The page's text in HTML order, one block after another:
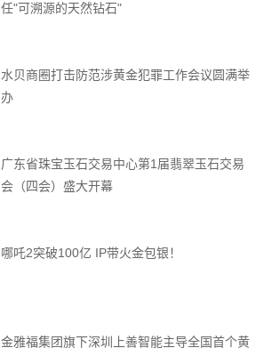
任"可溯源的天然钻石"
水贝商圈打击防范涉黄金犯罪工作会议圆满举
办
广东省珠宝玉石交易中心第1届翡翠玉石交易
会（四会）盛大开幕
哪吒2突破100亿 IP带火金包银！
金雅福集团旗下深圳上善智能主导全国首个黄